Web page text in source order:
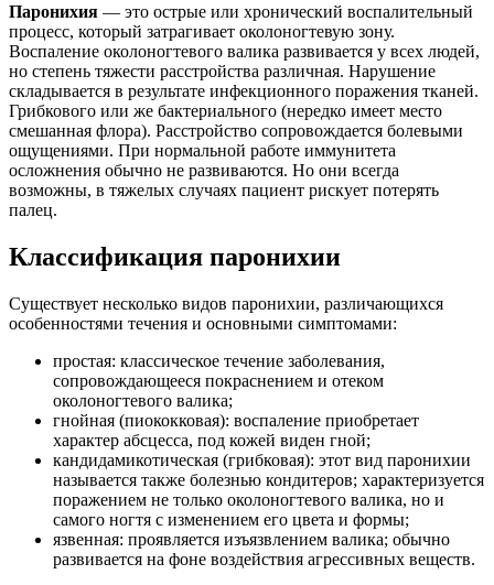
Паронихия — это острые или хронический воспалительный
процесс, который затрагивает околоногтевую зону.
Воспаление околоногтевого валика развивается у всех людей,
но степень тяжести расстройства различная. Нарушение
складывается в результате инфекционного поражения тканей.
Грибкового или же бактериального (нередко имеет место
смешанная флора). Расстройство сопровождается болевыми
ощущениями. При нормальной работе иммунитета
осложнения обычно не развиваются. Но они всегда
возможны, в тяжелых случаях пациент рискует потерять
палец.
Классификация паронихии
Существует несколько видов паронихии, различающихся
особенностями течения и основными симптомами:
простая: классическое течение заболевания,
сопровождающееся покраснением и отеком
околоногтевого валика;
гнойная (пиококковая): воспаление приобретает
характер абсцесса, под кожей виден гной;
кандидамикотическая (грибковая): этот вид паронихии
называется также болезнью кондитеров; характеризуется
поражением не только околоногтевого валика, но и
самого ногтя с изменением его цвета и формы;
язвенная: проявляется изъязвлением валика; обычно
развивается на фоне воздействия агрессивных веществ.